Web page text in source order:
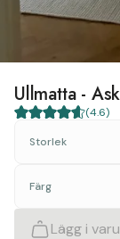
Ullmatta -
(4.6)
Storlek
Färg
Lägg i